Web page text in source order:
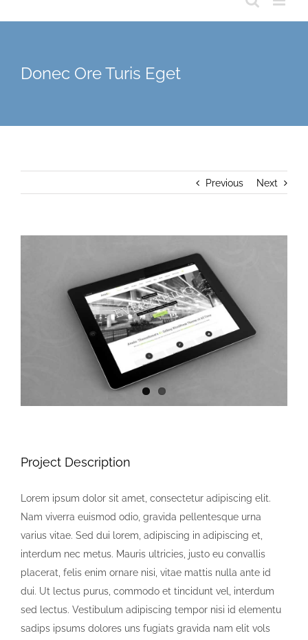
Donec Ore Turis Eget
Previous Next
Project Description
Lorem ipsum dolor sit amet, consectetur adipiscing elit.
Nam viverra euismod odio, gravida pellentesque urna
varius vitae. Sed dui lorem, adipiscing in adipiscing et,
interdum nec metus. Mauris ultricies, justo eu convallis
placerat, felis enim ornare nisi, vitae mattis nulla ante id
dui. Ut lectus purus, commodo et tincidunt vel, interdum
sed lectus. Vestibulum adipiscing tempor nisi id elementu
sadips ipsums dolores uns fugiats gravida nam elit vols